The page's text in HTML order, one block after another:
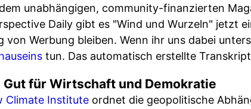
dem unabhängigen, community-finanzierten
Daily gibt es "Wind und Wurzeln" jetzt
von Werbung bleiben. Wenn ihr uns dabei
tun. Das automatisch erstellte
Gut für Wirtschaft und Demokratie
Climate Institute ordnet die geopolitische